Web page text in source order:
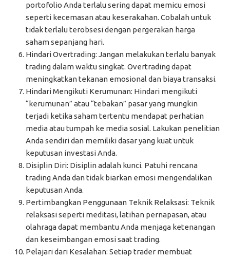
portofolio Anda terlalu sering dapat memicu emosi
seperti kecemasan atau keserakahan. Cobalah untuk
tidak terlalu terobsesi dengan pergerakan harga
saham sepanjang hari.
Hindari Overtrading: Jangan melakukan terlalu banyak
trading dalam waktu singkat. Overtrading dapat
meningkatkan tekanan emosional dan biaya transaksi.
Hindari Mengikuti Kerumunan: Hindari mengikuti
“kerumunan” atau “tebakan” pasar yang mungkin
terjadi ketika saham tertentu mendapat perhatian
media atau tumpah ke media sosial. Lakukan penelitian
Anda sendiri dan memiliki dasar yang kuat untuk
keputusan investasi Anda.
Disiplin Diri: Disiplin adalah kunci. Patuhi rencana
trading Anda dan tidak biarkan emosi mengendalikan
keputusan Anda.
Pertimbangkan Penggunaan Teknik Relaksasi: Teknik
relaksasi seperti meditasi, latihan pernapasan, atau
olahraga dapat membantu Anda menjaga ketenangan
dan keseimbangan emosi saat trading.
Pelajari dari Kesalahan: Setiap trader membuat